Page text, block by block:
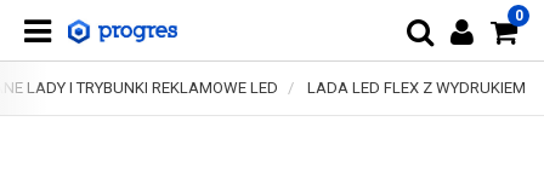
0
LADY I TRYBUNKI REKLAMOWE LED LADA LED FLEX Z WYDRUKIEM